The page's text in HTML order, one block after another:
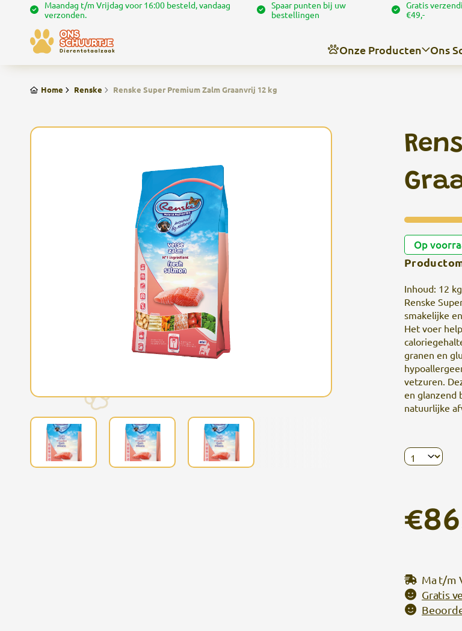
Maandag t/m Vrijdag voor 16:00 besteld, vandaag
verzonden.
Spaar punten bij uw
bestellingen
Gratis
€49,-
Onze Producten Ons
Home Renske Renske Super Premium Zalm Graanvrij 12 kg
Op
Inhoud: 12 kg
Renske
smakelijke
Het voer
granen en
vetzuren.
en glanzend
natuurlijke
Ma t/m
Gratis